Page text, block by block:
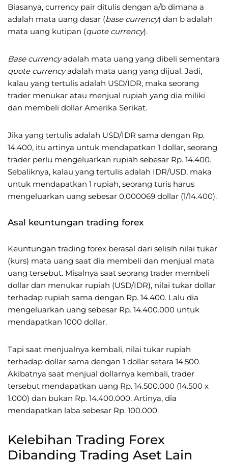
Biasanya, currency pair ditulis dengan a/b dimana a
adalah mata uang dasar (base currency) dan b adalah
mata uang kutipan (quote currency).
Base currencyadalah mata uang yang dibeli sementara
quote currencyadalah mata uang yang dijual. Jadi,
kalau yang tertulis adalah USD/IDR, maka seorang
trader menukar atau menjual rupiah yang dia miliki
dan membeli dollar Amerika Serikat.
Jika yang tertulis adalah USD/IDR sama dengan Rp.
14.400, itu artinya untuk mendapatkan 1 dollar, seorang
trader perlu mengeluarkan rupiah sebesar Rp. 14.400.
Sebaliknya, kalau yang tertulis adalah IDR/USD, maka
untuk mendapatkan 1 rupiah, seorang turis harus
mengeluarkan uang sebesar 0,000069 dollar (1/14.400).
Asal keuntungan trading forex
Keuntungan trading forex berasal dari selisih nilai tukar
(kurs) mata uang saat dia membeli dan menjual mata
uang tersebut. Misalnya saat seorang trader membeli
dollar dan menukar rupiah (USD/IDR), nilai tukar dollar
terhadap rupiah sama dengan Rp. 14.400. Lalu dia
mengeluarkan uang sebesar Rp. 14.400.000 untuk
mendapatkan 1000 dollar.
Tapi saat menjualnya kembali, nilai tukar rupiah
terhadap dollar sama dengan 1 dollar setara 14.500.
Akibatnya saat menjual dollarnya kembali, trader
tersebut mendapatkan uang Rp. 14.500.000 (14.500 x
1.000) dan bukan Rp. 14.400.000. Artinya, dia
mendapatkan laba sebesar Rp. 100.000.
Kelebihan Trading Forex
Dibanding Trading Aset Lain